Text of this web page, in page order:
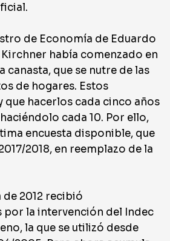
de Economía de Eduardo
había comenzado en
canasta, que se nutre de las
de hogares. Estos
que hacerlos cada cinco años
cada 10. Por ello,
encuesta disponible, que
2018, en reemplazo de la
de 2012 recibió
por la intervención del Indec
la que se utilizó desde